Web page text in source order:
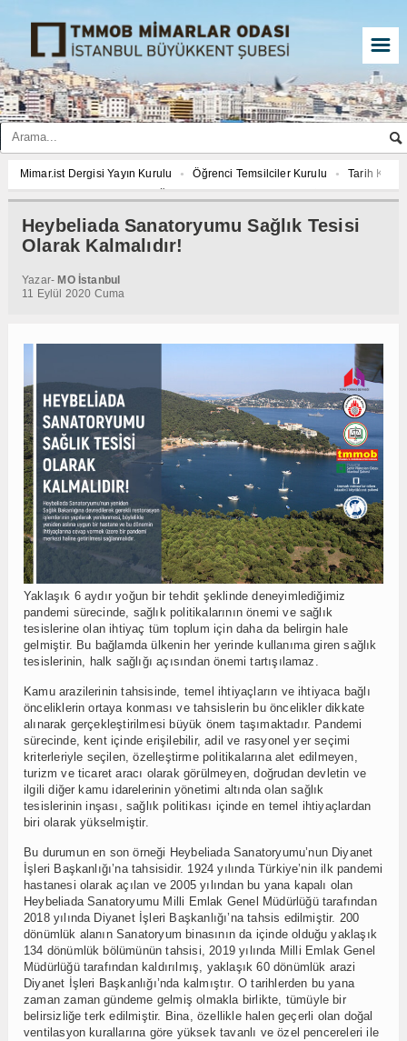
☰
Mimar.ist Dergisi Yayın Kurulu Öğrenci Temsilciler Kurulu
Tarih
İmar ve Çevre Komisyonu
Çed Danışma Kurulu
2027 YILI
Öğrenci Temsilciler Kurulu
Tarih Komisyonu
Heybeliada Sanatoryumu Sağlık Tesisi
Olarak Kalmalıdır!
Yazar- MO İstanbul
11 Eylül 2020 Cuma
Yaklaşık 6 aydır yoğun bir tehdit şeklinde deneyimlediğimiz
pandemi sürecinde, sağlık politikalarının önemi ve sağlık
tesislerine olan ihtiyaç tüm toplum için daha da belirgin hale
gelmiştir. Bu bağlamda ülkenin her yerinde kullanıma giren sağlık
tesislerinin, halk sağlığı açısından önemi tartışılamaz.
Kamu arazilerinin tahsisinde, temel ihtiyaçların ve ihtiyaca bağlı
önceliklerin ortaya konması ve tahsislerin bu öncelikler dikkate
alınarak gerçekleştirilmesi büyük önem taşımaktadır. Pandemi
sürecinde, kent içinde erişilebilir, adil ve rasyonel yer seçimi
kriterleriyle seçilen, özelleştirme politikalarına alet edilmeyen,
turizm ve ticaret aracı olarak görülmeyen, doğrudan devletin ve
ilgili diğer kamu idarelerinin yönetimi altında olan sağlık
tesislerinin inşası, sağlık politikası içinde en temel ihtiyaçlardan
biri olarak yükselmiştir.
Bu durumun en son örneği Heybeliada Sanatoryumu’nun Diyanet
İşleri Başkanlığı’na tahsisidir. 1924 yılında Türkiye’nin ilk pandemi
hastanesi olarak açılan ve 2005 yılından bu yana kapalı olan
Heybeliada Sanatoryumu Milli Emlak Genel Müdürlüğü tarafından
2018 yılında Diyanet İşleri Başkanlığı’na tahsis edilmiştir. 200
dönümlük alanın Sanatoryum binasının da içinde olduğu yaklaşık
134 dönümlük bölümünün tahsisi, 2019 yılında Milli Emlak Genel
Müdürlüğü tarafından kaldırılmış, yaklaşık 60 dönümlük arazi
Diyanet İşleri Başkanlığı’nda kalmıştır. O tarihlerden bu yana
zaman zaman gündeme gelmiş olmakla birlikte, tümüyle bir
belirsizliğe terk edilmiştir. Bina, özellikle halen geçerli olan doğal
ventilasyon kurallarına göre yüksek tavanlı ve özel pencereleri ile